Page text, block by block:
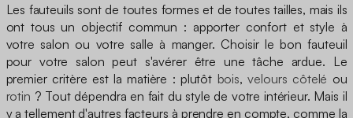
Les fauteuils sont de toutes formes et de toutes tailles, mais ils
ont tous un objectif commun : apporter confort et style à
votre salon ou votre salle à manger. Choisir le bon fauteuil
pour votre salon peut s'avérer être une tâche ardue. Le
premier critère est la matière : plutôt bois,velours côtelé ou
rotin ? Tout dépendra en fait du style de votre intérieur. Mais il
y a tellement d'autres facteurs à prendre en compte, comme la